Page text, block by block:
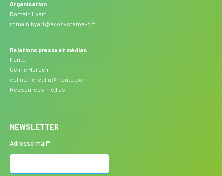
Organisation
Romain Hyart
romain.hyart@ecosysteme-d.fr
Relations presse et médias
Mantu
Celine Hercelin
celine.hercelin@mantu.com
Ressources médias
NEWSLETTER
Adresse mail*